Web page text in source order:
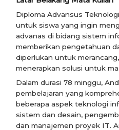
Diploma Advansus
untuk siswa yang ingin
advanas di bidang sistem
memberikan pengetahuan
diperlukan untuk
menerapkan solusi untuk
Dalam durasi 78 minggu,
pembelajaran yang
beberapa aspek teknologi
sistem dan desain,
dan manajemen proyek IT.